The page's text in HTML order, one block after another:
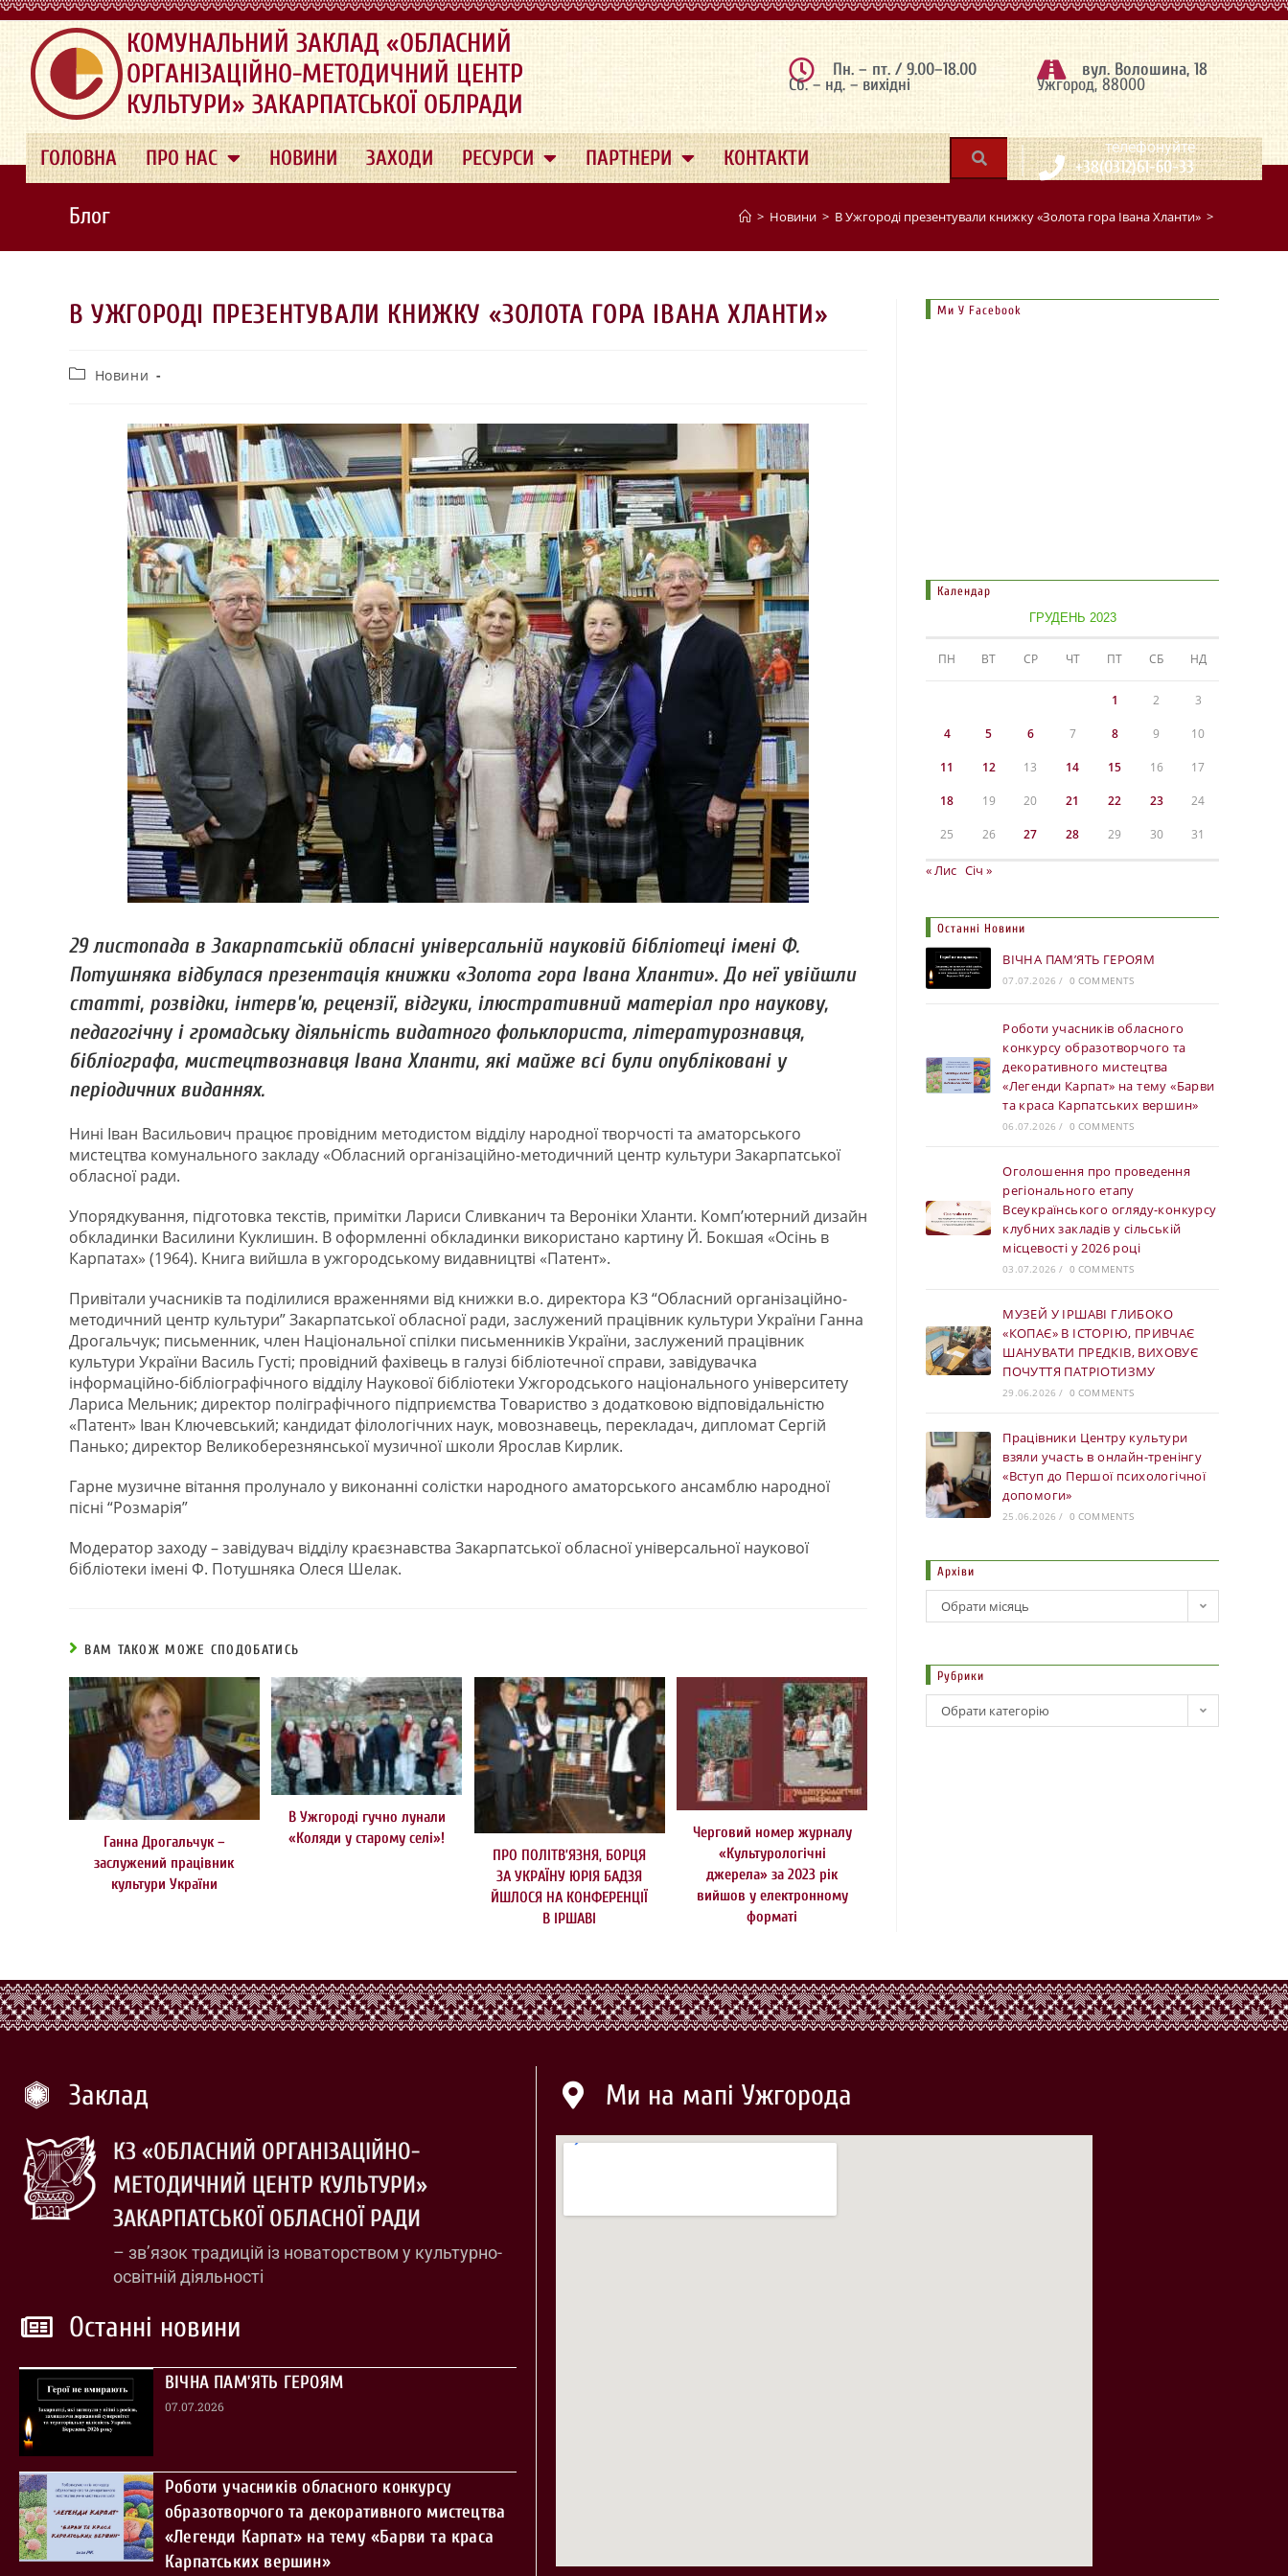
.
КОМУНАЛЬНИЙ ЗАКЛАД «ОБЛАСНИЙ
ОРГАНІЗАЦІЙНО-МЕТОДИЧНИЙ ЦЕНТР
КУЛЬТУРИ» ЗАКАРПАТСЬКОЇ ОБЛРАДИ
Пн. – пт. / 9.00–18.00
Сб. – нд. – вихідні
вул. Волошина, 18
Ужгород, 88000
ГОЛОВНА ПРО НАС НОВИНИ ЗАХОДИ РЕСУРСИ ПАРТНЕРИ КОНТАКТИ | телефонуйте
+38(0312)61-60-33
Блог > Новини > В Ужгороді презентували книжку «Золота гора Івана Хланти» >
В УЖГОРОДІ ПРЕЗЕНТУВАЛИ КНИЖКУ «ЗОЛОТА ГОРА ІВАНА ХЛАНТИ»
Новини
29 листопада в Закарпатській обласні універсальній науковій бібліотеці імені Ф.
Потушняка відбулася презентація книжки «Золота гора Івана Хланти». До неї увійшли
статті, розвідки, інтерв’ю, рецензії, відгуки, ілюстративний матеріал про наукову,
педагогічну і громадську діяльність видатного фольклориста, літературознавця,
бібліографа, мистецтвознавця Івана Хланти, які майже всі були опубліковані у
періодичних виданнях.
Нині Іван Васильович працює провідним методистом відділу народної творчості та аматорського
мистецтва комунального закладу «Обласний організаційно-методичний центр культури Закарпатської
обласної ради.
Упорядкування, підготовка текстів, примітки Лариси Сливканич та Вероніки Хланти. Комп’ютерний дизайн
обкладинки Василини Куклишин. В оформленні обкладинки використано картину Й. Бокшая «Осінь в
Карпатах» (1964). Книга вийшла в ужгородському видавництві «Патент».
Привітали учасників та поділилися враженнями від книжки в.о. директора КЗ “Обласний організаційно-
методичний центр культури” Закарпатської обласної ради, заслужений працівник культури України Ганна
Дрогальчук; письменник, член Національної спілки письменників України, заслужений працівник
культури України Василь Густі; провідний фахівець в галузі бібліотечної справи, завідувачка
інформаційно-бібліографічного відділу Наукової бібліотеки Ужгородського національного університету
Лариса Мельник; директор поліграфічного підприємства Товариство з додатковою відповідальністю
«Патент» Іван Ключевський; кандидат філологічних наук, мовознавець, перекладач, дипломат Сергій
Панько; директор Великоберезнянської музичної школи Ярослав Кирлик.
Гарне музичне вітання пролунало у виконанні солістки народного аматорського ансамблю народної
пісні “Розмарія”
Модератор заходу – завідувач відділу краєзнавства Закарпатської обласної універсальної наукової
бібліотеки імені Ф. Потушняка Олеся Шелак.
ВАМ ТАКОЖ МОЖЕ СПОДОБАТИСЬ
Ганна Дрогальчук –
заслужений працівник
культури України
В Ужгороді гучно лунали
«Коляди у старому селі»!
ПРО ПОЛІТВ’ЯЗНЯ, БОРЦЯ
ЗА УКРАЇНУ ЮРІЯ БАДЗЯ
ЙШЛОСЯ НА КОНФЕРЕНЦІЇ
В ІРШАВІ
Черговий номер журналу
«Культурологічні
джерела» за 2023 рік
вийшов у електронному
форматі
Ми У Facebook
Календар
ГРУДЕНЬ 2023
ПН ВТ СР ЧТ ПТ СБ НД
1 2 3
4 5 6 7 8 9 10
11 12 13 14 15 16 17
18 19 20 21 22 23 24
25 26 27 28 29 30 31
« Лис Січ »
Останні Новини
ВІЧНА ПАМ’ЯТЬ ГЕРОЯМ
07.07.2026 / 0 COMMENTS
Роботи учасників обласного
конкурсу образотворчого та
декоративного мистецтва
«Легенди Карпат» на тему «Барви
та краса Карпатських вершин»
06.07.2026 / 0 COMMENTS
Оголошення про проведення
регіонального етапу
Всеукраїнського огляду-конкурсу
клубних закладів у сільській
місцевості у 2026 році
03.07.2026 / 0 COMMENTS
МУЗЕЙ У ІРШАВІ ГЛИБОКО
«КОПАЄ» В ІСТОРІЮ, ПРИВЧАЄ
ШАНУВАТИ ПРЕДКІВ, ВИХОВУЄ
ПОЧУТТЯ ПАТРІОТИЗМУ
29.06.2026 / 0 COMMENTS
Працівники Центру культури
взяли участь в онлайн-тренінгу
«Вступ до Першої психологічної
допомоги»
25.06.2026 / 0 COMMENTS
Архіви
Обрати місяць
Рубрики
Обрати категорію
Заклад
КЗ «ОБЛАСНИЙ ОРГАНІЗАЦІЙНО-
МЕТОДИЧНИЙ ЦЕНТР КУЛЬТУРИ»
ЗАКАРПАТСЬКОЇ ОБЛАСНОЇ РАДИ
– зв’язок традицій із новаторством у культурно-
освітній діяльності
Останні новини
ВІЧНА ПАМ’ЯТЬ ГЕРОЯМ
07.07.2026
Роботи учасників обласного конкурсу
образотворчого та декоративного мистецтва
«Легенди Карпат» на тему «Барви та краса
Карпатських вершин»
Ми на мапі Ужгорода